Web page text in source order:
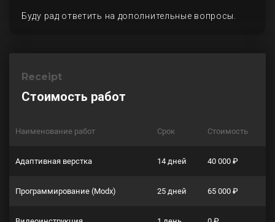
Буду рад ответить на дополнительные вопросы.
Receipt
Стоимость работ
Наименование работ Срок Стоимость
Адаптивная верстка 14 дней 40 000 ₽
Программирование (Modx) 25 дней 65 000 ₽